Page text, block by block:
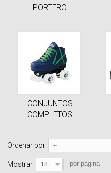
PORTERO
CONJUNTOS
COMPLETOS
Ordenar por --
Mostrar 18 por página